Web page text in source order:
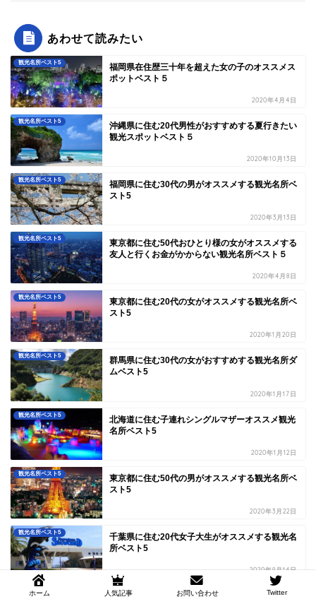
あわせて読みたい
観光名所ベスト5
福岡県在住歴三十年を超えた女の子のオススメス
ポットベスト５
2020年4月4日
観光名所ベスト5
沖縄県に住む20代男性がおすすめする夏行きたい
観光スポットベスト５
2020年10月13日
観光名所ベスト5
福岡県に住む30代の男がオススメする観光名所ベ
スト5
2020年3月13日
観光名所ベスト5
東京都に住む50代おひとり様の女がオススメする
友人と行くお金がかからない観光名所ベスト５
2020年4月8日
観光名所ベスト5
東京都に住む20代の女がオススメする観光名所ベ
スト5
2020年1月20日
観光名所ベスト5
群馬県に住む30代の女がおすすめする観光名所ダ
ムベスト5
2020年1月17日
観光名所ベスト5
北海道に住む子連れシングルマザーオススメ観光
名所ベスト5
2020年1月12日
観光名所ベスト5
東京都に住む50代の男がオススメする観光名所ベ
スト5
2020年3月22日
観光名所ベスト5
千葉県に住む20代女子大生がオススメする観光名
所ベスト5
2020年9月14日
観光名所ベスト5 ふらっと女一人で楽しめる東京名所5選
ホーム 人気記事 お問い合わせ Twitter